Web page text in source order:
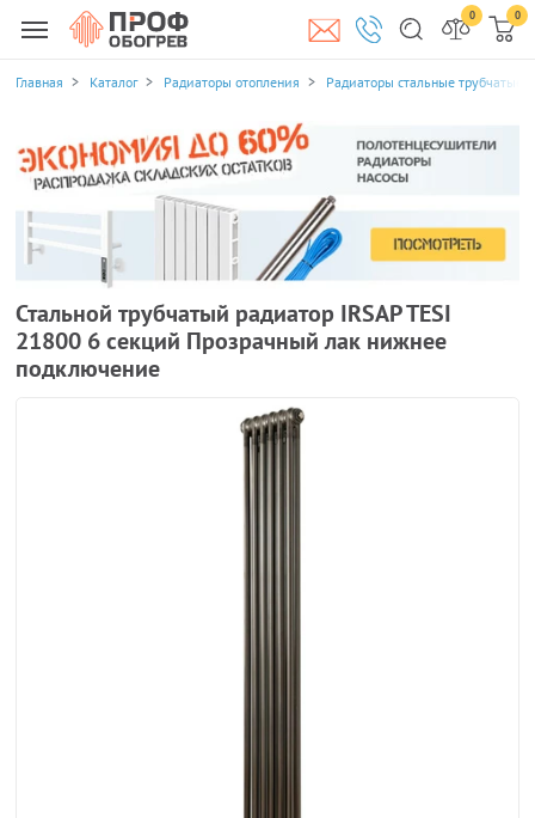
0 0
Главная Каталог Радиаторы отопления Радиаторы стальные трубчатые
Стальной трубчатый радиатор IRSAP TESI
21800 6 секций Прозрачный лак нижнее
подключение